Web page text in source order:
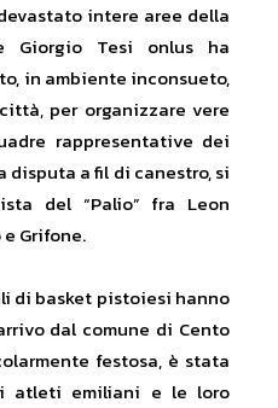
intere aree della
Giorgio Tesi onlus ha
in ambiente inconsueto,
per organizzare vere
rappresentative dei
disputa a fil di canestro, si
del “Palio” fra Leon
e Grifone.
di basket pistoiesi hanno
dal comune di Cento
festosa, è stata
atleti emiliani e le loro